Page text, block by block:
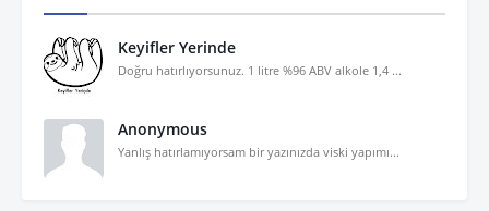
Keyifler Yerinde
Doğru hatırlıyorsunuz. 1 litre %96 ABV alkole 1,4 ...
Anonymous
Yanlış hatırlamıyorsam bir yazınızda viski yapımı...